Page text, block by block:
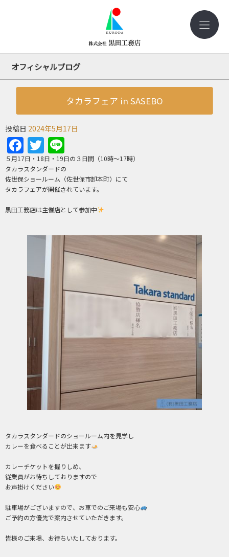
オフィシャルブログ
タカラフェア in SASEBO
投稿日 2024年5月17日
Facebook
Twitter
５月17日・18日・19日の３日間（10時～17時）
タカラスタンダードの
佐世保ショールーム（佐世保市卸本町）にて
タカラフェアが開催されています。
黒田工務店は主催店として参加中
タカラスタンダードのショールーム内を見学し
カレーを食べることが出来ます
カレーチケットを握りしめ、
従業員がお待ちしておりますので
お声掛けください
駐車場がございますので、お車でのご来場も安心
ご予約の方優先で案内させていただきます。
皆様のご来場、お待ちいたしております。